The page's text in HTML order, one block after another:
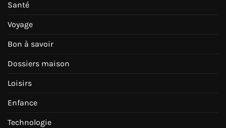
Santé
Voyage
Bon à savoir
Dossiers maison
Loisirs
Enfance
Technologie